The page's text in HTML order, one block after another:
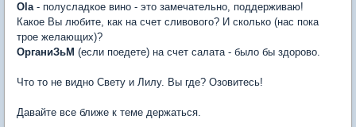
Ola - полусладкое вино - это замечательно, поддерживаю!
Какое Вы любите, как на счет сливового? И сколько (нас пока
трое желающих)?
ОрганиЗьМ (если поедете) на счет салата - было бы здорово.
Что то не видно Свету и Лилу. Вы где? Озовитесь!
Давайте все ближе к теме держаться.